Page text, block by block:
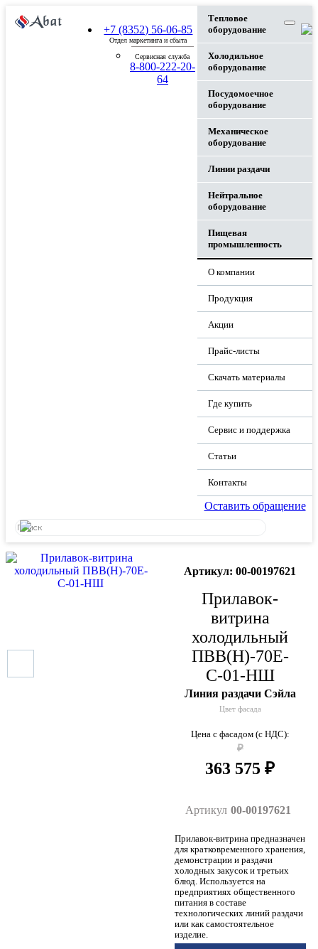
+7 (8352) 56-06-85
Отдел маркетинга и сбыта
Сервисная служба
8-800-222-20-
64
Тепловое
оборудование
Холодильное
оборудование
Посудомоечное
оборудование
Механическое
оборудование
Линии раздачи
Нейтральное
оборудование
Пищевая
промышленность
О компании
Продукция
Акции
Прайс-листы
Скачать материалы
Где купить
Сервис и поддержка
Статьи
Контакты
Оставить обращение
Артикул: 00-00197621
Прилавок-
витрина
холодильный
ПВВ(Н)-70Е-
С-01-НШ
Линия раздачи Сэйла
Цвет фасада
Цена с фасадом (с НДС):
₽
363 575 ₽
Артикул 00-00197621
Прилавок-витрина предназначен
для кратковременного хранения,
демонстрации и раздачи
холодных закусок и третьих
блюд. Используется на
предприятиях общественного
питания в составе
технологических линий раздачи
или как самостоятельное
изделие.